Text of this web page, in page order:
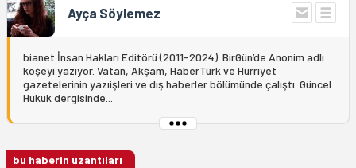
Ayça Söylemez
bianet İnsan Hakları Editörü (2011-2024). BirGün’de Anonim adlı
köşeyi yazıyor. Vatan, Akşam, HaberTürk ve Hürriyet
gazetelerinin yazıişleri ve dış haberler bölümünde çalıştı. Güncel
Hukuk dergisinde...
bu haberin uzantıları